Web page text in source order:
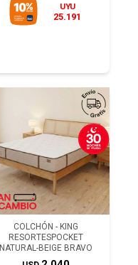
UYU
25.191
COLCHÓN - KING
RESORTESPOCKET
NATURAL-BEIGE BRAVO